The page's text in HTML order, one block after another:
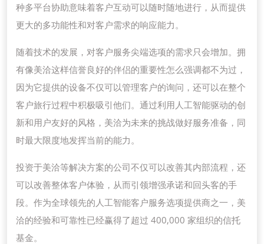
种多平台协助意味着客户互动可以随时随地进行，从而提供
更大的多功能性和对客户需求的响应能力。
随着技术的发展，对客户服务尖端选项的需求只会增加。拥
有像美洽这样信誉良好的伴侣的重要性怎么强调都不为过，
因为它提供的设备不仅可以管理客户的询问，还可以在整个
客户旅行过程中积极吸引他们。通过利用人工智能驱动的创
新和用户友好的风格，美洽为未来的挑战做好服务准备，同
时最大限度地发挥当前的能力。
投资于美洽等解决方案的公司不仅可以改善其内部流程，还
可以改善整体客户体验，从而引领增强承诺和回头客的手
段。作为全球领先的人工智能客户服务选项提供商之一，美
洽的经验和可靠性已经赢得了超过 400,000 家组织的信托
基金。